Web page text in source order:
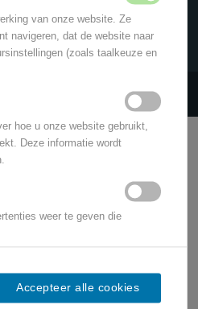
van onze website. Ze
navigeren, dat de website naar
(zoals taalkeuze en
hoe u onze website gebruikt,
Deze informatie wordt
weer te geven die
perioden op uw apparaat
cookies,
Accepteer alle cookies